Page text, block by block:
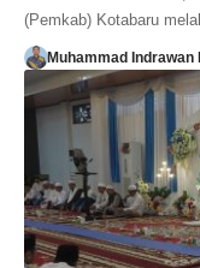
(Pemkab) Kotabaru
Muhammad Indrawan